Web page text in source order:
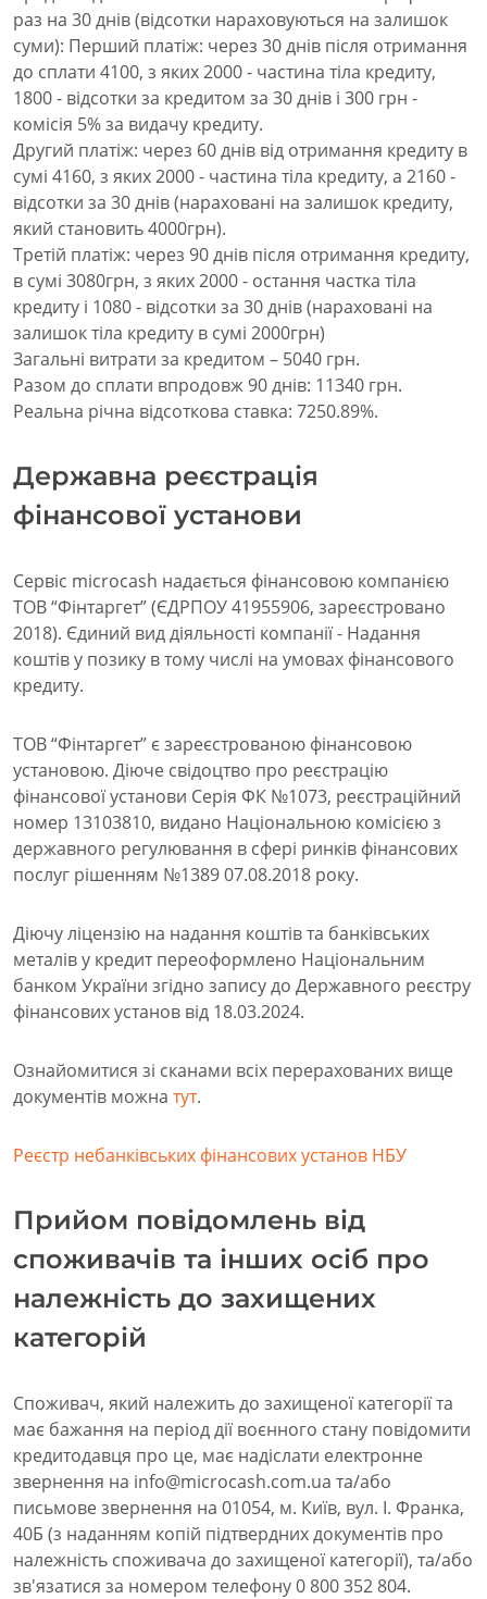
раз на 30 днів (відсотки нараховуються на залишок
суми): Перший платіж: через 30 днів після отримання
до сплати 4100, з яких 2000 - частина тіла кредиту,
1800 - відсотки за кредитом за 30 днів і 300 грн -
комісія 5% за видачу кредиту.
Другий платіж: через 60 днів від отримання кредиту в
сумі 4160, з яких 2000 - частина тіла кредиту, а 2160 -
відсотки за 30 днів (нараховані на залишок кредиту,
який становить 4000грн).
Третій платіж: через 90 днів після отримання кредиту,
в сумі 3080грн, з яких 2000 - остання частка тіла
кредиту і 1080 - відсотки за 30 днів (нараховані на
залишок тіла кредиту в сумі 2000грн)
Загальні витрати за кредитом – 5040 грн.
Разом до сплати впродовж 90 днів: 11340 грн.
Реальна річна відсоткова ставка: 7250.89%.
Державна реєстрація
фінансової установи
Сервіс microcash надається фінансовою компанією
ТОВ “Фінтаргет” (ЄДРПОУ 41955906, зареєстровано
2018). Єдиний вид діяльності компанії - Надання
коштів у позику в тому числі на умовах фінансового
кредиту.
ТОВ “Фінтаргет” є зареєстрованою фінансовою
установою. Діюче свідоцтво про реєстрацію
фінансової установи Серія ФК №1073, реєстраційний
номер 13103810, видано Національною комісією з
державного регулювання в сфері ринків фінансових
послуг рішенням №1389 07.08.2018 року.
Діючу ліцензію на надання коштів та банківських
металів у кредит переоформлено Національним
банком України згідно запису до Державного реєстру
фінансових установ від 18.03.2024.
Ознайомитися зі сканами всіх перерахованих вище
документів можна тут.
Реєстр небанківських фінансових установ НБУ
Прийом повідомлень від
споживачів та інших осіб про
належність до захищених
категорій
Споживач, який належить до захищеної категорії та
має бажання на період дії воєнного стану повідомити
кредитодавця про це, має надіслати електронне
звернення на info@microcash.com.ua та/або
письмове звернення на 01054, м. Київ, вул. І. Франка,
40Б (з наданням копій підтвердних документів про
належність споживача до захищеної категорії), та/або
зв'язатися за номером телефону 0 800 352 804.